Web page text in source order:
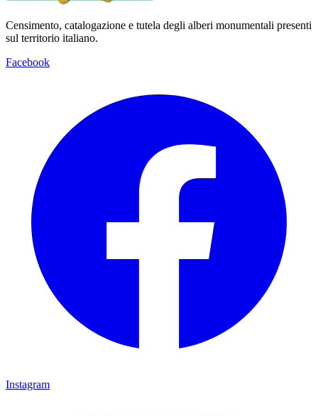
Censimento, catalogazione e tutela degli alberi monumentali presenti
sul territorio italiano.
Facebook
Instagram